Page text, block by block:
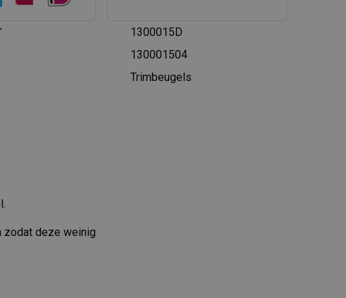
1300015D
130001504
Trimbeugels
zodat deze weinig